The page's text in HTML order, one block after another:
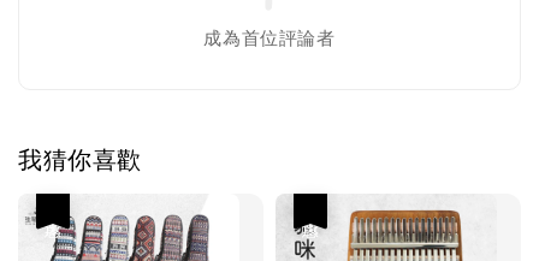
成為首位評論者
我猜你喜歡